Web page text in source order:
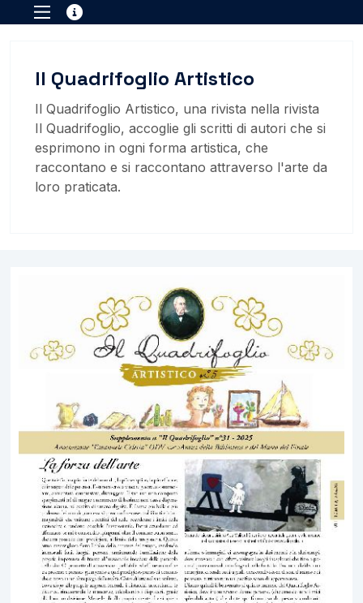
Il Quadrifoglio Artistico
Il Quadrifoglio Artistico, una rivista nella rivista
Il Quadrifoglio, accoglie gli scritti di autori che si
esprimono in ogni forma artistica, che
raccontano e si raccontano attraverso l'arte da
loro praticata.